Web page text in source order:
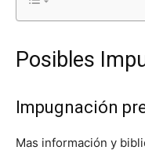
Posibles
Impugnación
Mas información y